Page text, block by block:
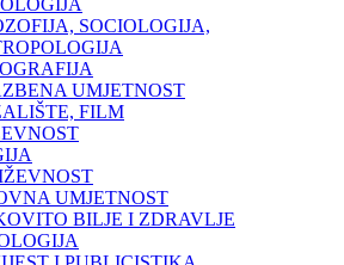
SOCIOLOGIJA,
UMJETNOST
FILM
UMJETNOST
BILJE I ZDRAVLJE